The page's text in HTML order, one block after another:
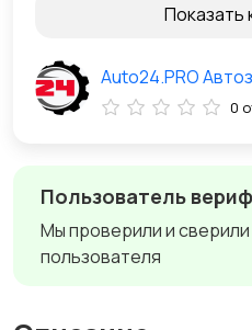
Пользователь
Мы проверили и
пользователя
Показать
Auto24.PRO
0